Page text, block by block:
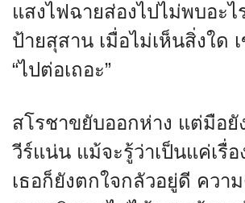
แสงไฟฉายส่องไปไม่พบอะไ
ป้ายสุสาน เมื่อไม่เห็นสิ่งใด
“ไปต่อเถอะ”
สโรชาขยับออกห่าง แต่มือยั
วีร์แน่น แม้จะรู้ว่าเป็นแค่เรื่
เธอก็ยังตกใจกลัวอยู่ดี ควา